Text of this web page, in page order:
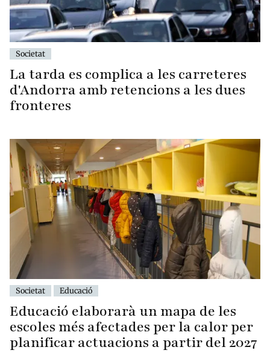
Societat
La tarda es complica a les carreteres
d'Andorra amb retencions a les dues
fronteres
Societat Educació
Educació elaborarà un mapa de les
escoles més afectades per la calor per
planificar actuacions a partir del 2027